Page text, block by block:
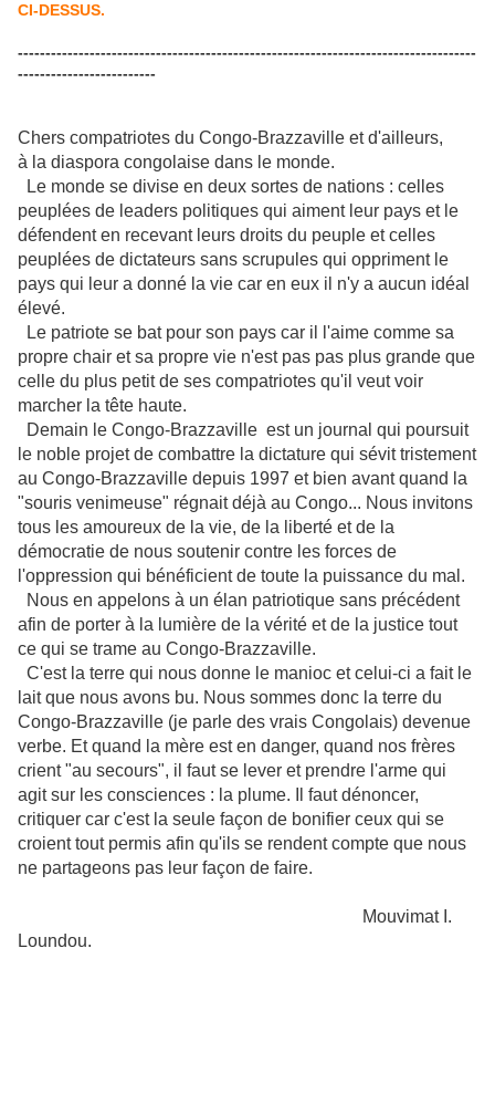
CI-DESSUS.
-----------------------------------------------------------------------------------
-------------------------
Chers compatriotes du Congo-Brazzaville et d'ailleurs,
à la diaspora congolaise dans le monde.
Le monde se divise en deux sortes de nations : celles
peuplées de leaders politiques qui aiment leur pays et le
défendent en recevant leurs droits du peuple et celles
peuplées de dictateurs sans scrupules qui oppriment le
pays qui leur a donné la vie car en eux il n'y a aucun idéal
élevé.
Le patriote se bat pour son pays car il l'aime comme sa
propre chair et sa propre vie n'est pas pas plus grande que
celle du plus petit de ses compatriotes qu'il veut voir
marcher la tête haute.
Demain le Congo-Brazzaville est un journal qui poursuit
le noble projet de combattre la dictature qui sévit tristement
au Congo-Brazzaville depuis 1997 et bien avant quand la
"souris venimeuse" régnait déjà au Congo... Nous invitons
tous les amoureux de la vie, de la liberté et de la
démocratie de nous soutenir contre les forces de
l'oppression qui bénéficient de toute la puissance du mal.
Nous en appelons à un élan patriotique sans précédent
afin de porter à la lumière de la vérité et de la justice tout
ce qui se trame au Congo-Brazzaville.
C'est la terre qui nous donne le manioc et celui-ci a fait le
lait que nous avons bu. Nous sommes donc la terre du
Congo-Brazzaville (je parle des vrais Congolais) devenue
verbe. Et quand la mère est en danger, quand nos frères
crient "au secours", il faut se lever et prendre l'arme qui
agit sur les consciences : la plume. Il faut dénoncer,
critiquer car c'est la seule façon de bonifier ceux qui se
croient tout permis afin qu'ils se rendent compte que nous
ne partageons pas leur façon de faire.
Mouvimat I.
Loundou.